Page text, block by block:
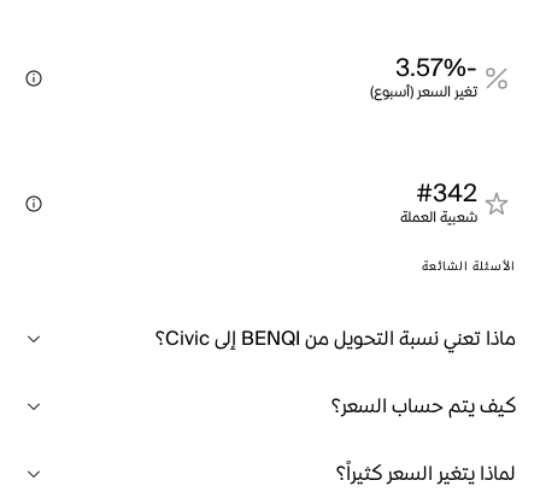
-3.57%
تغير السعر (أسبوع)
#342
شعبية العملة
الأسئلة الشائعة
ماذا تعني نسبة التحويل من BENQI إلى Civic؟
كيف يتم حساب السعر؟
لماذا يتغير السعر كثيراً؟